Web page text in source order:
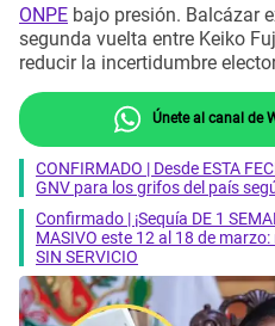
ONPE bajo presión. Balcázar
segunda vuelta entre Keiko
reducir la incertidumbre
Únete al canal de
CONFIRMADO | Desde ESTA
GNV para los grifos del país
Confirmado | ¡Sequía DE 1
MASIVO este 12 al 18 de
SIN SERVICIO